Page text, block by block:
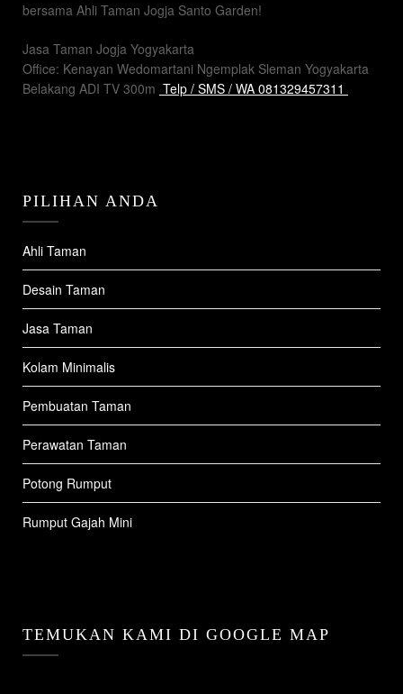
bersama Ahli Taman Jogja Santo Garden!
Jasa Taman Jogja Yogyakarta
Office: Kenayan Wedomartani Ngemplak Sleman Yogyakarta
Belakang ADI TV 300m Telp / SMS / WA 081329457311
PILIHAN ANDA
Ahli Taman
Desain Taman
Jasa Taman
Kolam Minimalis
Pembuatan Taman
Perawatan Taman
Potong Rumput
Rumput Gajah Mini
TEMUKAN KAMI DI GOOGLE MAP